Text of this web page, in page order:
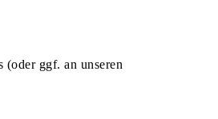
(oder ggf. an unseren